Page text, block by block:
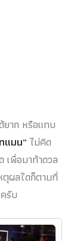
ยาก หรือแทบ
แมน” ไม่คิด
เพื่อมาท้าดวล
ตุผลใดก็ตามที่
รับ